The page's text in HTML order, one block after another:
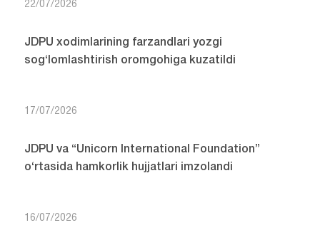
22/07/2026
JDPU xodimlarining farzandlari yozgi
sog‘lomlashtirish oromgohiga kuzatildi
17/07/2026
JDPU va “Unicorn International Foundation”
o‘rtasida hamkorlik hujjatlari imzolandi
16/07/2026